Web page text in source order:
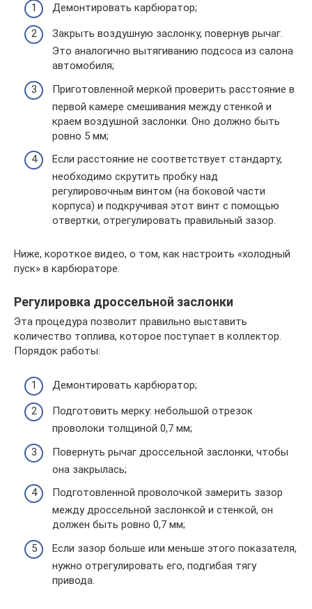
Демонтировать карбюратор;
Закрыть воздушную заслонку, повернув рычаг.
Это аналогично вытягиванию подсоса из салона
автомобиля;
Приготовленной меркой проверить расстояние в
первой камере смешивания между стенкой и
краем воздушной заслонки. Оно должно быть
ровно 5 мм;
Если расстояние не соответствует стандарту,
необходимо скрутить пробку над
регулировочным винтом (на боковой части
корпуса) и подкручивая этот винт с помощью
отвертки, отрегулировать правильный зазор.
Ниже, короткое видео, о том, как настроить «холодный
пуск» в карбюраторе.
Регулировка дроссельной заслонки
Эта процедура позволит правильно выставить
количество топлива, которое поступает в коллектор.
Порядок работы:
Демонтировать карбюратор;
Подготовить мерку: небольшой отрезок
проволоки толщиной 0,7 мм;
Повернуть рычаг дроссельной заслонки, чтобы
она закрылась;
Подготовленной проволочкой замерить зазор
между дроссельной заслонкой и стенкой, он
должен быть ровно 0,7 мм;
Если зазор больше или меньше этого показателя,
нужно отрегулировать его, подгибая тягу
привода.